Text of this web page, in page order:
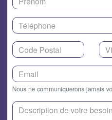
Nous ne communiquerons jamais